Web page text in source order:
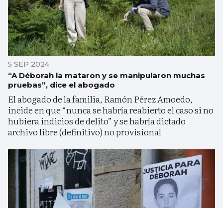
5 SEP 2024
“A Déborah la mataron y se manipularon muchas
pruebas”, dice el abogado
El abogado de la familia, Ramón Pérez Amoedo,
incide en que “nunca se habría reabierto el caso si no
hubiera indicios de delito” y se habría dictado
archivo libre (definitivo) no provisional